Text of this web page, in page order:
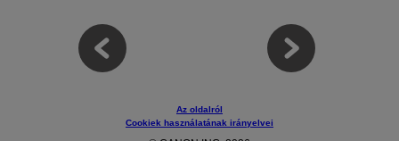
Az oldalról
Cookiek használatának irányelvei